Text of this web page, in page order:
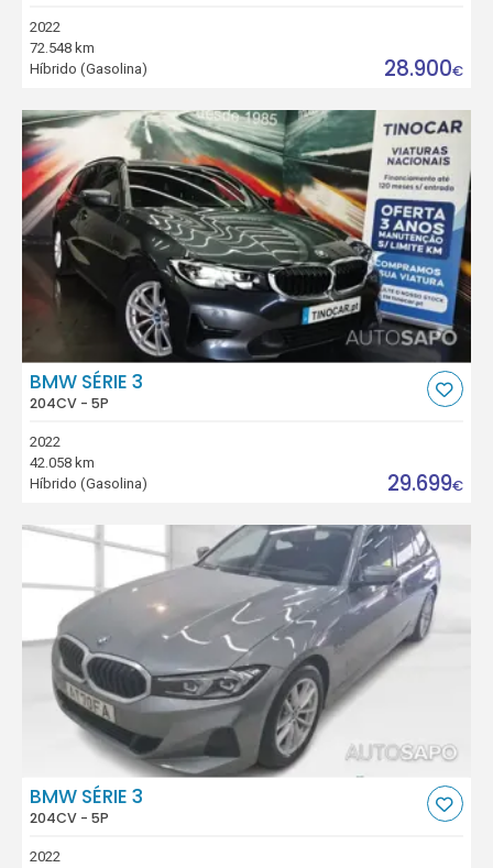
2022
72.548 km
Híbrido (Gasolina)
28.900€
BMW SÉRIE 3
204CV - 5P
2022
42.058 km
Híbrido (Gasolina)
29.699€
BMW SÉRIE 3
204CV - 5P
2022